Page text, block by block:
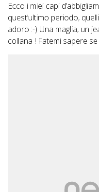
Ecco i miei capi
quest’ultimo periodo,
adoro :-) Una maglia, un
collana ! Fatemi sapere